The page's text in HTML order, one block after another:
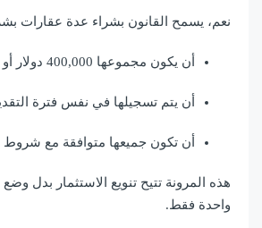
نعم، يسمح القانون بشراء عدة عقارات
أن يكون مجموعها 400,000 دولار أو أكثر
أن يتم تسجيلها في نفس فترة
أن تكون جميعها متوافقة مع شروط
هذه المرونة تتيح تنويع الاستثمار بدل
واحدة فقط.